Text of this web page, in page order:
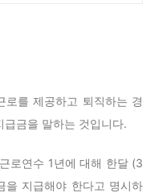
로를 제공하고 퇴직하는 경
금을 말하는 것입니다.
로연수 1년에 대해 한달 (3
을 지급해야 한다고 명시하